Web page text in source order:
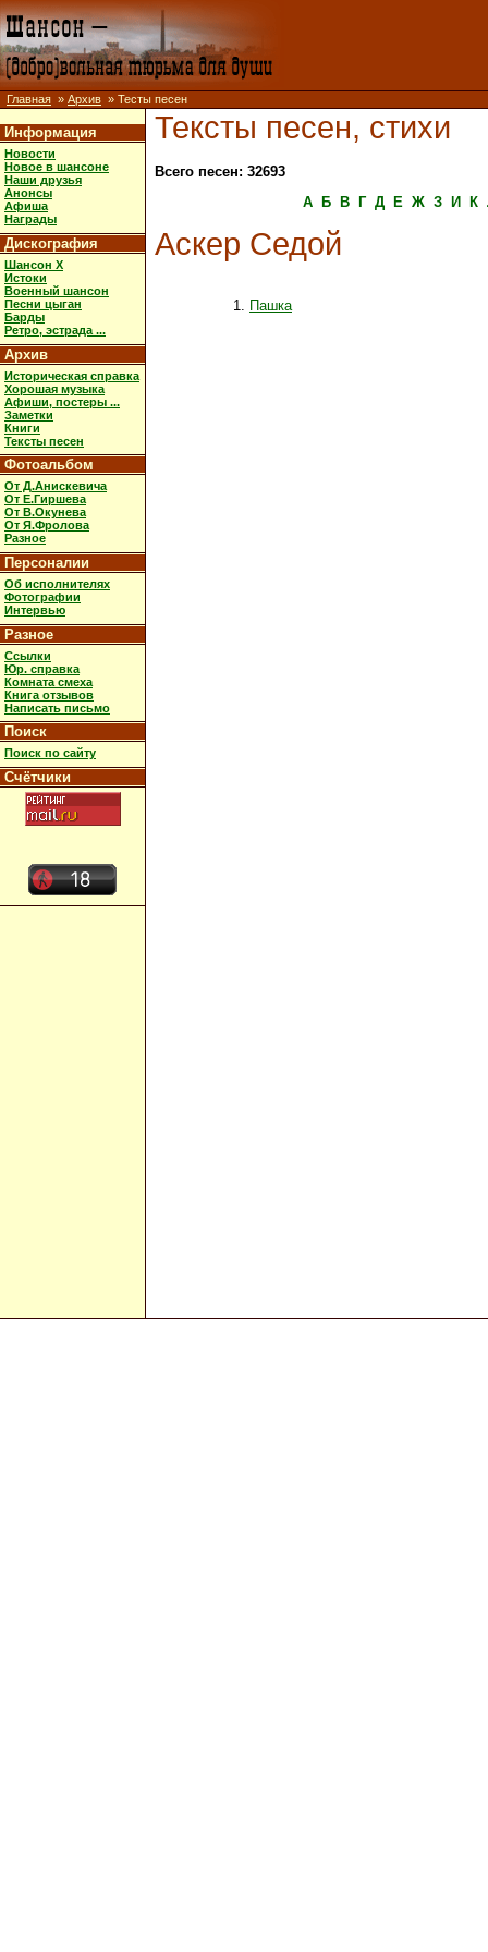
Главная » Архив » Тесты песен
Информация
Новости
Новое в шансоне
Наши друзья
Анонсы
Афиша
Награды
Дискография
Шансон X
Истоки
Военный шансон
Песни цыган
Барды
Ретро, эстрада ...
Архив
Историческая справка
Хорошая музыка
Афиши, постеры ...
Заметки
Книги
Тексты песен
Фотоальбом
От Д.Анискевича
От Е.Гиршева
От В.Окунева
От Я.Фролова
Разное
Персоналии
Об исполнителях
Фотографии
Интервью
Разное
Ссылки
Юр. справка
Комната смеха
Книга отзывов
Написать письмо
Поиск
Поиск по сайту
Счётчики
Тексты песен, стихи
Всего песен: 32693
А
Б В Г Д Е Ж З И К
Аскер Седой
Пашка